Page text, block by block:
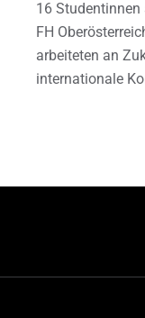
16
FH
arbeiteten an
internationale